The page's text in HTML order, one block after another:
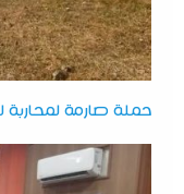
حملة صارمة لمحاربة